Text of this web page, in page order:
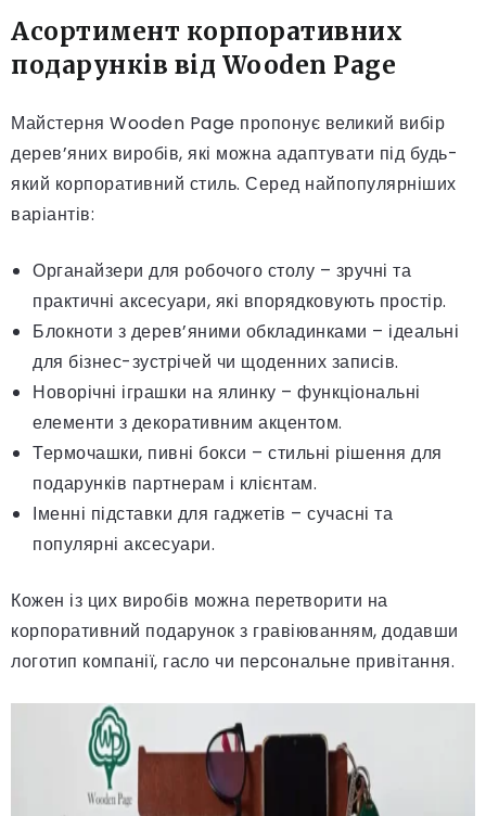
Асортимент корпоративних
подарунків від Wooden Page
Майстерня Wooden Page пропонує великий вибір
дерев’яних виробів, які можна адаптувати під будь-
який корпоративний стиль. Серед найпопулярніших
варіантів:
Органайзери для робочого столу – зручні та
практичні аксесуари, які впорядковують простір.
Блокноти з дерев’яними обкладинками – ідеальні
для бізнес-зустрічей чи щоденних записів.
Новорічні іграшки на ялинку – функціональні
елементи з декоративним акцентом.
Термочашки, пивні бокси – стильні рішення для
подарунків партнерам і клієнтам.
Іменні підставки для гаджетів – сучасні та
популярні аксесуари.
Кожен із цих виробів можна перетворити на
корпоративний подарунок з гравіюванням, додавши
логотип компанії, гасло чи персональне привітання.